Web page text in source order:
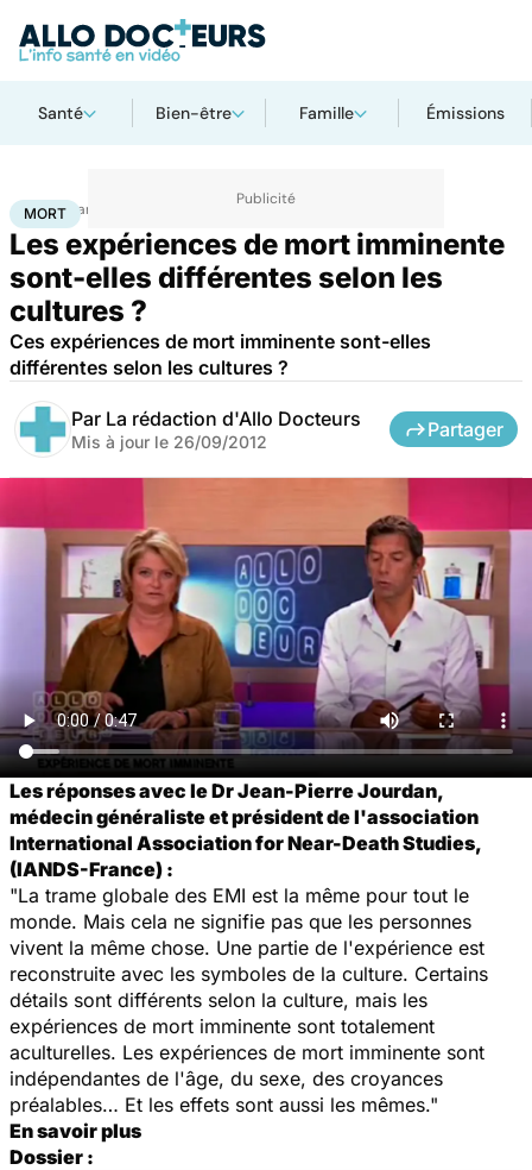
Santé Bien-être Famille Émissions
Accueil Santé
MORT
Les expériences de mort imminente
sont-elles différentes selon les
cultures ?
Ces expériences de mort imminente sont-elles
différentes selon les cultures ?
Par La rédaction d'Allo Docteurs
Mis à jour le 26/09/2012
Partager
Les réponses avec le Dr Jean-Pierre Jourdan,
médecin généraliste et président de l'association
International Association for Near-Death Studies,
(IANDS-France) :
"La trame globale des EMI est la même pour tout le
monde. Mais cela ne signifie pas que les personnes
vivent la même chose. Une partie de l'expérience est
reconstruite avec les symboles de la culture. Certains
détails sont différents selon la culture, mais les
expériences de mort imminente sont totalement
aculturelles. Les expériences de mort imminente sont
indépendantes de l'âge, du sexe, des croyances
préalables… Et les effets sont aussi les mêmes."
En savoir plus
Dossier :